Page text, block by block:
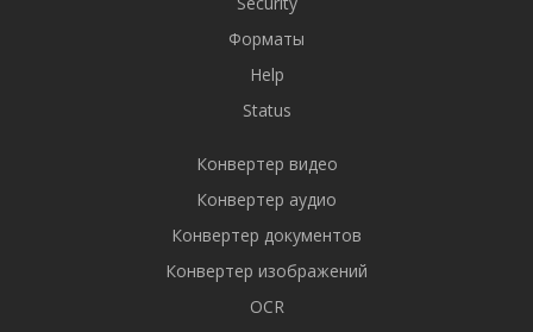
Форматы
Help
Status
Конвертер видео
Конвертер аудио
Конвертер документов
Конвертер изображений
OCR